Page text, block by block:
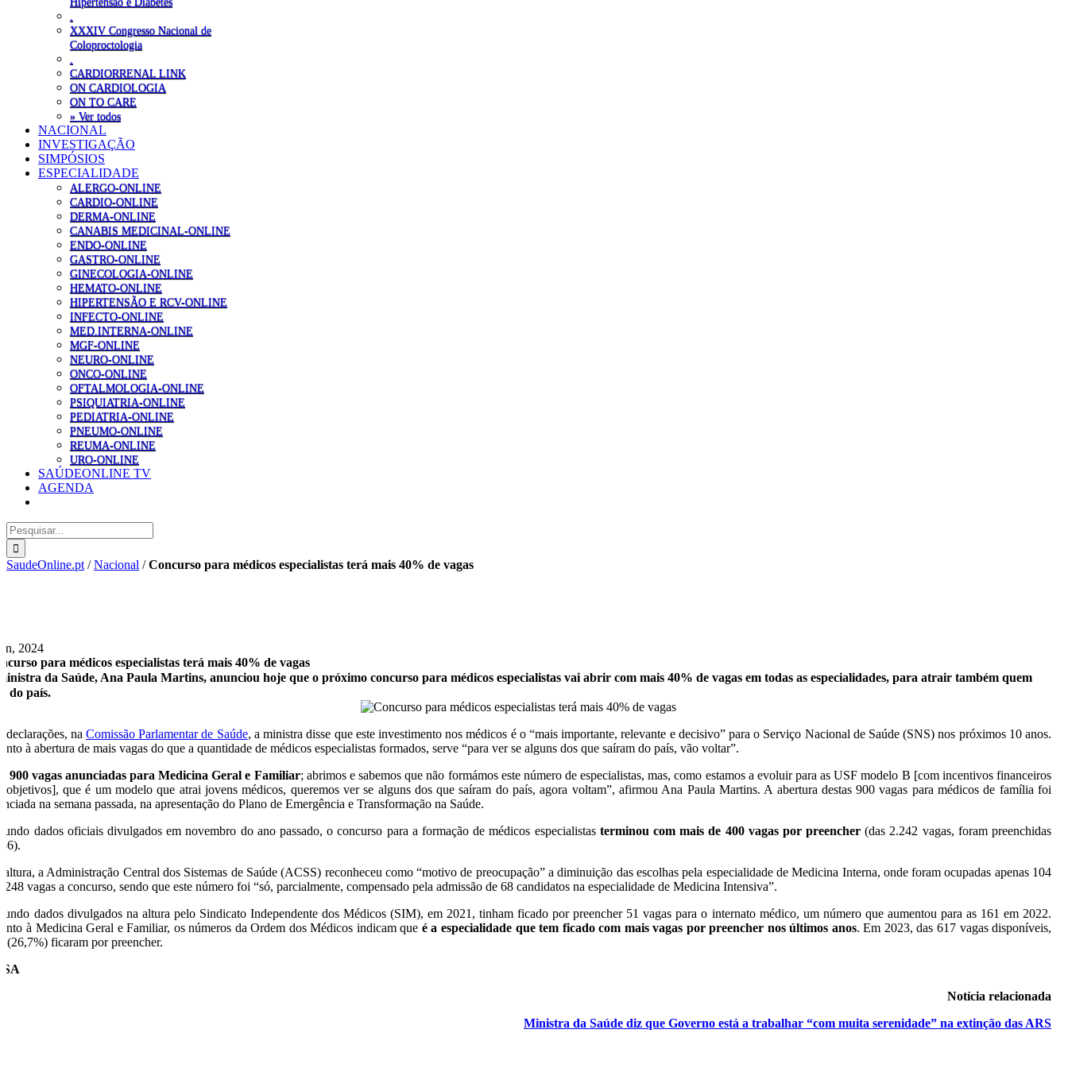
XXXIV Congresso Nacional de
Coloproctologia
CARDIORRENAL LINK
ON CARDIOLOGIA
ON TO CARE
» Ver todos
NACIONAL
INVESTIGAÇÃO
SIMPÓSIOS
ESPECIALIDADE
ALERGO-ONLINE
CARDIO-ONLINE
DERMA-ONLINE
CANABIS MEDICINAL-ONLINE
ENDO-ONLINE
GASTRO-ONLINE
GINECOLOGIA-ONLINE
HEMATO-ONLINE
HIPERTENSÃO E RCV-ONLINE
INFECTO-ONLINE
MED.INTERNA-ONLINE
MGF-ONLINE
NEURO-ONLINE
ONCO-ONLINE
OFTALMOLOGIA-ONLINE
PSIQUIATRIA-ONLINE
PEDIATRIA-ONLINE
PNEUMO-ONLINE
REUMA-ONLINE
URO-ONLINE
SAÚDEONLINE TV
AGENDA
Pesquisar
SaudeOnline.pt /Nacional /Concurso para médicos especialistas terá mais 40% de vagas
2024
para médicos especialistas terá mais 40% de vagas
da Saúde, Ana Paula Martins, anunciou hoje que o próximo concurso para médicos especialistas vai abrir com mais 40% de vagas em todas as especialidades, para atrair também quem
do país.
declarações, naComissão Parlamentar de Saúde, a ministra disse que este investimento nos médicos é o “mais importante, relevante e decisivo” para o Serviço Nacional de Saúde (SNS) nos próximos 10 anos.
à abertura de mais vagas do que a quantidade de médicos especialistas formados, serve “para ver se alguns dos que saíram do país, vão voltar”.
900 vagas anunciadas para Medicina Geral e Familiar; abrimos e sabemos que não formámos este número de especialistas, mas, como estamos a evoluir para as USF modelo B [com incentivos financeiros
objetivos], que é um modelo que atrai jovens médicos, queremos ver se alguns dos que saíram do país, agora voltam”, afirmou Ana Paula Martins. A abertura destas 900 vagas para médicos de família foi
na semana passada, na apresentação do Plano de Emergência e Transformação na Saúde.
dados oficiais divulgados em novembro do ano passado, o concurso para a formação de médicos especialistas terminou com mais de 400 vagas por preencher (das 2.242 vagas, foram preenchidas
altura, a Administração Central dos Sistemas de Saúde (ACSS) reconheceu como “motivo de preocupação” a diminuição das escolhas pela especialidade de Medicina Interna, onde foram ocupadas apenas 104
248 vagas a concurso, sendo que este número foi “só, parcialmente, compensado pela admissão de 68 candidatos na especialidade de Medicina Intensiva”.
dados divulgados na altura pelo Sindicato Independente dos Médicos (SIM), em 2021, tinham ficado por preencher 51 vagas para o internato médico, um número que aumentou para as 161 em 2022.
à Medicina Geral e Familiar, os números da Ordem dos Médicos indicam que é a especialidade que tem ficado com mais vagas por preencher nos últimos anos. Em 2023, das 617 vagas disponíveis,
(26,7%) ficaram por preencher.
Notícia relacionada
Ministra da Saúde diz que Governo está a trabalhar “com muita serenidade” na extinção das ARS